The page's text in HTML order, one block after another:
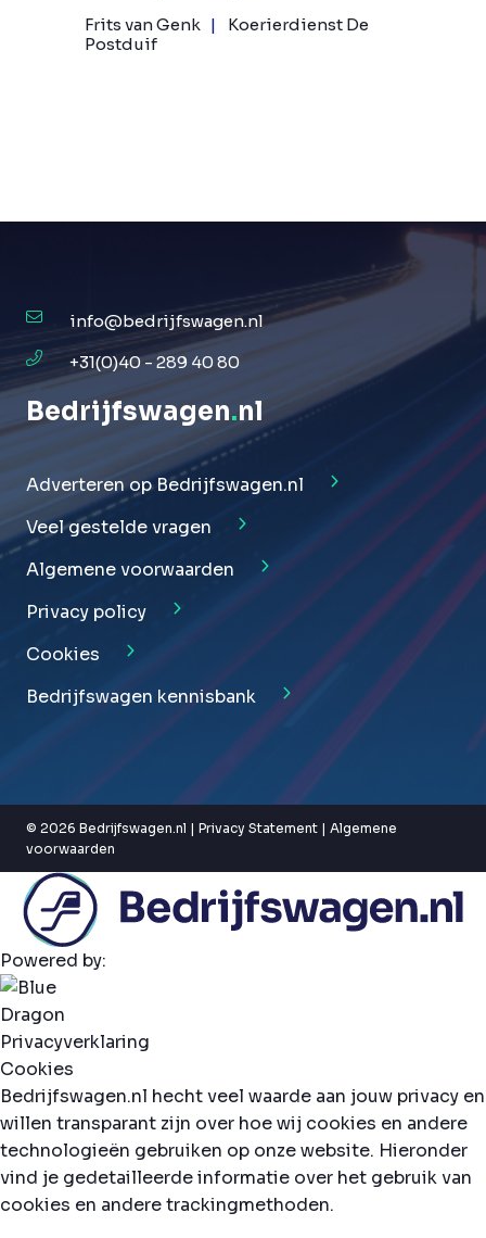
Frits van Genk
Koerierdienst De
Postduif
info@bedrijfswagen.nl
+31(0)40 - 289 40 80
Bedrijfswagen.nl
Adverteren op Bedrijfswagen.nl
Veel gestelde vragen
Algemene voorwaarden
Privacy policy
Cookies
Bedrijfswagen kennisbank
© 2026 Bedrijfswagen.nl | Privacy Statement | Algemene
voorwaarden
Powered by:
Privacyverklaring
Cookies
Bedrijfswagen.nl hecht veel waarde aan jouw privacy en
willen transparant zijn over hoe wij cookies en andere
technologieën gebruiken op onze website. Hieronder
vind je gedetailleerde informatie over het gebruik van
cookies en andere trackingmethoden.